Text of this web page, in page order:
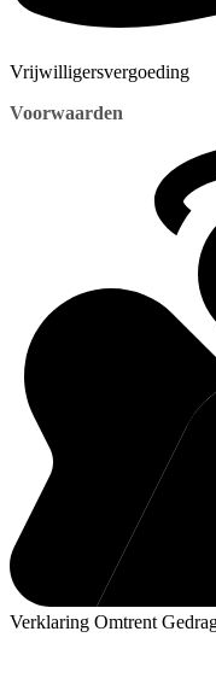
Vrijwilligersvergoeding
Voorwaarden
Verklaring Omtrent